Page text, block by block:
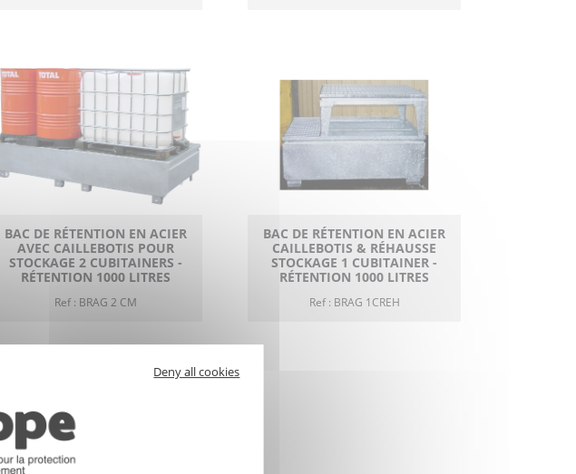
BAC DE RÉTENTION EN ACIER
AVEC CAILLEBOTIS POUR
STOCKAGE 2 CUBITAINERS -
RÉTENTION 1000 LITRES
Ref : BRAG 2 CM
BAC DE RÉTENTION EN ACIER
CAILLEBOTIS & RÉHAUSSE
STOCKAGE 1 CUBITAINER -
RÉTENTION 1000 LITRES
Ref : BRAG 1CREH
Deny all cookies